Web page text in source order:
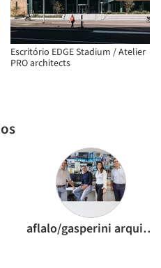
aflalo/gasperini arquitetos
Escritório EDGE Stadium / Atelier
PRO architects